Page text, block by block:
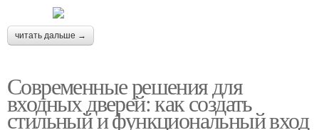
читать дальше →
Современные решения для
входных дверей: как создать
стильный и функциональный вход